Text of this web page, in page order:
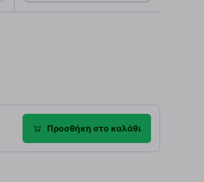
Προσθήκη στο καλάθι